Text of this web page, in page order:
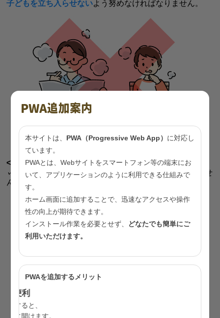
子どもを立ち入らせないよう努めなければなりません。
< 喫煙者の皆様の責務 >
✓ 以下の場所では、喫煙しないよう努めなければなりませ
ん。
・家庭等における
子どもが同乗している自動車内
PWA追加案内
本サイトは、 PWA（Progressive Web App） に対応し
ています。
PWAとは、Webサイトをスマートフォン等の端末にお
いて、アプリケーションのように利用できる仕組みで
す。
ホーム画面に追加することで、迅速なアクセスや操作
性の向上が期待できます。
インストール作業を必要とせず、 どなたでも簡単にご
利用いただけます。
PWAを追加するメリット